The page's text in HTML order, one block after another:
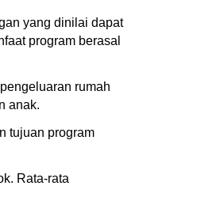
yang dinilai dapat
program berasal
rumah
anak.
tujuan program
Rata-rata